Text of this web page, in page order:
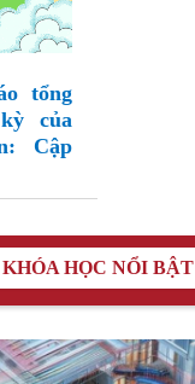
tổng
của
Cập
KHÓA HỌC NỔI BẬT